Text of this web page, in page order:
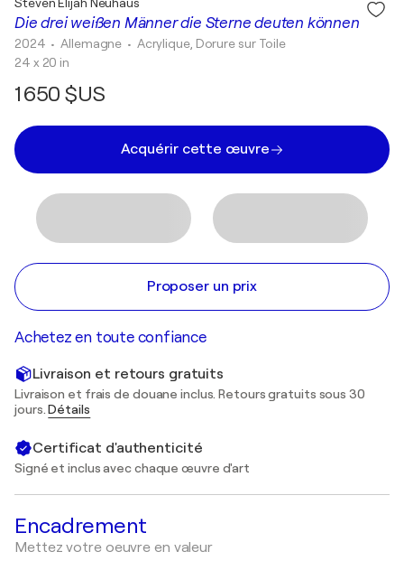
Die drei weißen Männer die Sterne deuten können
2024 • Allemagne • Acrylique, Dorure sur Toile
24 x 20 in
1 650 $US
Acquérir cette œuvre
Proposer un prix
Achetez en toute confiance
Livraison et retours gratuits
Livraison et frais de douane inclus. Retours gratuits sous 30
jours.Détails
Certificat d'authenticité
Signé et inclus avec chaque œuvre d'art
Encadrement
Mettez votre oeuvre en valeur